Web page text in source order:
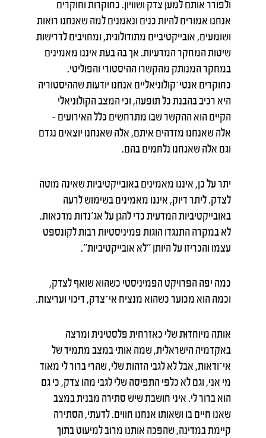
ולפורר אותם למען צדק ושוויון. כחוקרות וחוקרים
אנחנו אמורים להיות כנים ונאמנים למה שאנחנו רואות
ושומעים, אובייקטיביים מתודולוגית, ומחויבים לדרישות
שיטות המחקר המדעיות. אך בה בעת איננו מאמינים
במחקר המנותק מהקשרו ההיסטורי והפוליטי.
כחוקרים אנטי־קולוניאליים אנחנו יודעות שההיסטוריה
היא רכיב בהבנת כל תופעה, וכי המצב הקולוניאלי
הקיים הוא ההקשר שבו מתרחשים כלל האירועים –
אלה שאנחנו מזדהים איתם, אלה שאנחנו יוצאים נגדם
וגם אלה שאנחנו נלחמים בהם.
יתר על כן, איננו מאמינים באובייקטיביות שאינה מוטה
לצדק. ליתר דיוק, איננו מאמינים בשימוש לרעה
באובייקטיביות המדעית כדי להגן על אג'נדות מדכאות.
לא במקרה התנגדו הוגות פמיניסטיות רבות לקונספט
עצמו והכריזו על היותן ״לא אובייקטיביות״.
כמה יפה הפרויקט הפמיניסטי כשהוא שואף לצדק,
וכמה הוא מכוער כשהוא מנציח אי־צדק, דיכוי ועריצות.
אותה מיוחדוּת שלי כאזרחית פלסטינית ומרצה
באקדמיה הישראלית, שמה אותי במצב מתמיד של
אי־ודאות, אבל לא לגבי הזהות שלי, שהרי ברור לי מאוד
מי אני, וגם לא כלפי התפיסה שלי לגבי מהו צדק, כי גם
הוא ברור לי. איני חושבת שיש סתירה מבנית במצב
שאנו חיים בו ושאותו אנחנו חווים. לדעתי, הסתירה
קיימת במדינה, שהפכה אותנו מרוב למיעוט בתוך